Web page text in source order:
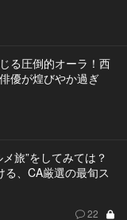
る圧倒的オーラ！西
優が煌びやか過ぎ
旅”をしてみては？
、CA厳選の最旬ス
22